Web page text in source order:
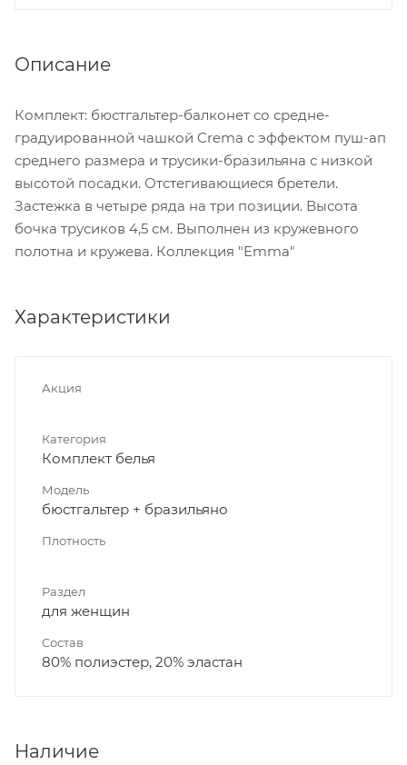
Описание
Комплект: бюстгальтер-балконет со средне-
градуированной чашкой Crema с эффектом пуш-ап
среднего размера и трусики-бразильяна с низкой
высотой посадки. Отстегивающиеся бретели.
Застежка в четыре ряда на три позиции. Высота
бочка трусиков 4,5 см. Выполнен из кружевного
полотна и кружева. Коллекция "Emma"
Характеристики
Акция
Категория
Комплект белья
Модель
бюстгальтер + бразильяно
Плотность
Раздел
для женщин
Состав
80% полиэстер, 20% эластан
Наличие